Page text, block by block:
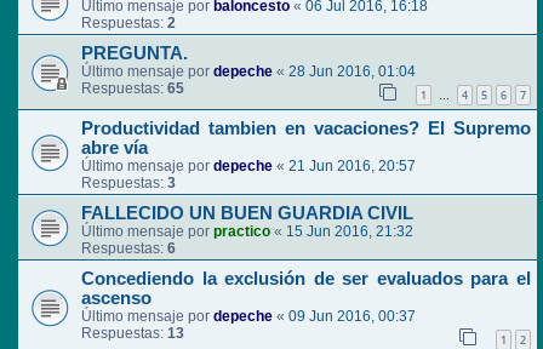
Último mensaje por baloncesto « 06 Jul 2016, 16:18
Respuestas: 2
PREGUNTA.
Último mensaje por depeche « 28 Jun 2016, 01:04
Respuestas: 65 1 … 4 5 6 7
Productividad tambien en vacaciones? El Supremo
abre vía
Último mensaje por depeche « 21 Jun 2016, 20:57
Respuestas: 3
FALLECIDO UN BUEN GUARDIA CIVIL
Último mensaje por practico « 15 Jun 2016, 21:32
Respuestas: 6
Concediendo la exclusión de ser evaluados para el
ascenso
Último mensaje por depeche « 09 Jun 2016, 00:37
Respuestas: 13 1 2